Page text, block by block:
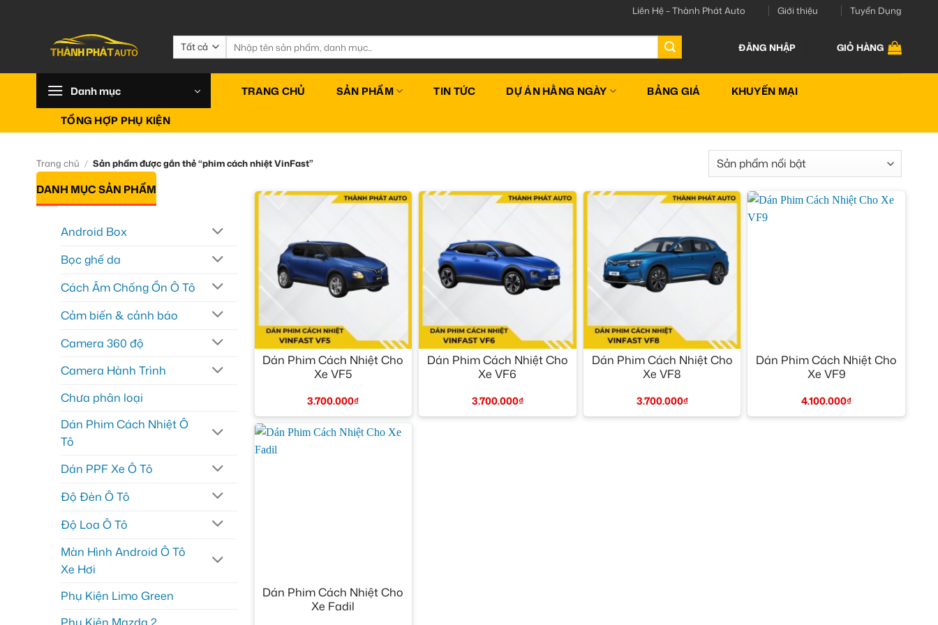
Liên Hệ – Thành Phát Auto Giới thiệu Tuyển Dụng
Tìm
kiếm:
ĐĂNG NHẬP GIỎ HÀNG
Danh mục TRANG CHỦ SẢN PHẨM TIN TỨC DỰ ÁN HẰNG NGÀY BẢNG GIÁ KHUYẾN MẠI
TỔNG HỢP PHỤ KIỆN
Trang chủ / Sản phẩm được gắn thẻ “phim cách nhiệt VinFast”
DANH MỤC SẢN PHẨM
Android Box
Bọc ghế da
Cách Âm Chống Ồn Ô Tô
Cảm biến & cảnh báo
Camera 360 độ
Camera Hành Trình
Chưa phân loại
Dán Phim Cách Nhiệt Ô
Tô
Dán PPF Xe Ô Tô
Độ Đèn Ô Tô
Độ Loa Ô Tô
Màn Hình Android Ô Tô
Xe Hơi
Phụ Kiện Limo Green
+
Dán Phim Cách Nhiệt Cho
Xe VF5
3.700.000₫
+
Dán Phim Cách Nhiệt Cho
Xe VF6
3.700.000₫
+
Dán Phim Cách Nhiệt Cho
Xe VF8
3.700.000₫
Dán Phim Cách Nhiệt Cho
Xe VF9
4.100.000₫
Dán Phim Cách Nhiệt Cho
Xe Fadil